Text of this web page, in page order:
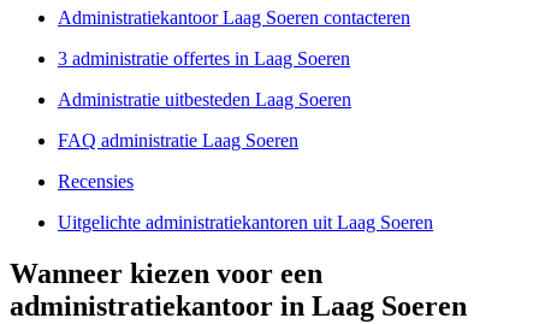
Administratiekantoor Laag Soeren contacteren
3 administratie offertes in Laag Soeren
Administratie uitbesteden Laag Soeren
FAQ administratie Laag Soeren
Recensies
Uitgelichte administratiekantoren uit Laag Soeren
Wanneer kiezen voor een
administratiekantoor in Laag Soeren